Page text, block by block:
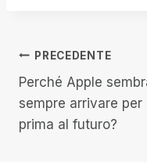
Navigazione
articoli
PRECEDENTE
Perché Apple
sempre arrivare per
prima al futuro?